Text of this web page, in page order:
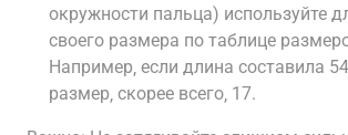
окружности пальца) используйте
своего размера по таблице
Например‚ если длина составила
размер‚ скорее всего‚ 17.